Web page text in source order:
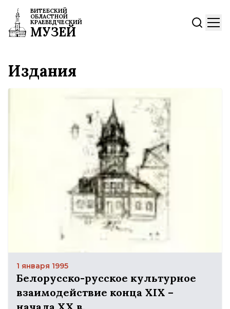
ВИТЕБСКИЙ
ОБЛАСТНОЙ
КРАЕВЕДЧЕСКИЙ
МУЗЕЙ
Издания
1 января 1995
Белорусско-русское культурное
взаимодействие конца ХIХ –